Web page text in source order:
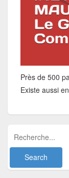
Près de 500
Existe aussi